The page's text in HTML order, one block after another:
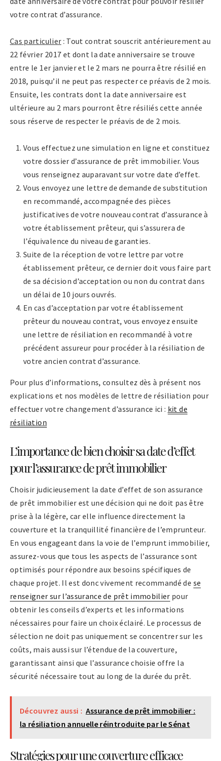
votre contrat d’assurance.
Cas particulier : Tout contrat souscrit antérieurement au
22 février 2017 et dont la date anniversaire se trouve
entre le 1er janvier et le 2 mars ne pourra être résilié en
2018, puisqu’il ne peut pas respecter ce préavis de 2 mois.
Ensuite, les contrats dont la date anniversaire est
ultérieure au 2 mars pourront être résiliés cette année
sous réserve de respecter le préavis de de 2 mois.
Vous effectuez une simulation en ligne et constituez
votre dossier d’assurance de prêt immobilier. Vous
vous renseignez auparavant sur votre date d’effet.
Vous envoyez une lettre de demande de substitution
en recommandé, accompagnée des pièces
justificatives de votre nouveau contrat d’assurance à
votre établissement prêteur, qui s’assurera de
l’équivalence du niveau de garanties.
Suite de la réception de votre lettre par votre
établissement prêteur, ce dernier doit vous faire part
de sa décision d’acceptation ou non du contrat dans
un délai de 10 jours ouvrés.
En cas d’acceptation par votre établissement
prêteur du nouveau contrat, vous envoyez ensuite
une lettre de résiliation en recommandé à votre
précédent assureur pour procéder à la résiliation de
votre ancien contrat d’assurance.
Pour plus d’informations, consultez dès à présent nos
explications et nos modèles de lettre de résiliation pour
effectuer votre changement d’assurance ici : kit de
résiliation
L’importance de bien choisir sa date d’effet
pour l’assurance de prêt immobilier
Choisir judicieusement la date d’effet de son assurance
de prêt immobilier est une décision qui ne doit pas être
prise à la légère, car elle influence directement la
couverture et la tranquillité financière de l’emprunteur.
En vous engageant dans la voie de l’emprunt immobilier,
assurez-vous que tous les aspects de l’assurance sont
optimisés pour répondre aux besoins spécifiques de
chaque projet. Il est donc vivement recommandé de se
renseigner sur l’assurance de prêt immobilier pour
obtenir les conseils d’experts et les informations
nécessaires pour faire un choix éclairé. Le processus de
sélection ne doit pas uniquement se concentrer sur les
coûts, mais aussi sur l’étendue de la couverture,
garantissant ainsi que l’assurance choisie offre la
sécurité nécessaire tout au long de la durée du prêt.
Découvrez aussi : Assurance de prêt immobilier :
la résiliation annuelle réintroduite par le Sénat
Stratégies pour une couverture efficace